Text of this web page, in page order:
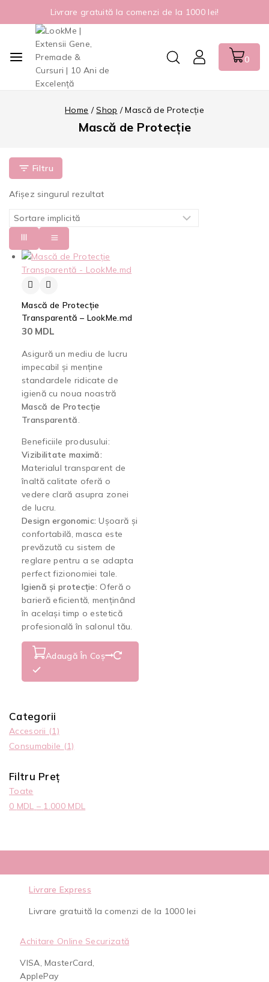
Livrare gratuită la comenzi de la 1000 lei!
0
Home / Shop / Mască de Protecție
Mască de Protecție
Filtru
Afișez singurul rezultat
Mască de Protecție
Transparentă – LookMe.md
30 MDL
Asigură un mediu de lucru
impecabil și menține
standardele ridicate de
igienă cu noua noastră
Mască de Protecție
Transparentă
Beneficiile produsului:
Vizibilitate maximă:
Materialul transparent de
înaltă calitate oferă o
vedere clară asupra zonei
de lucru.
Design ergonomic: Ușoară și
confortabilă, masca este
prevăzută cu sistem de
reglare pentru a se adapta
perfect fizionomiei tale.
Igienă și protecție: Oferă o
barieră eficientă, menținând
în același timp o estetică
profesională în salonul tău.
Adaugă În Coș
Categorii
Accesorii (1)
Consumabile (1)
Filtru Preț
Toate
0 MDL – 1.000 MDL
Livrare Express
Livrare gratuită la comenzi de la 1000 lei
Achitare Online Securizată
VISA, MasterCard,
ApplePay